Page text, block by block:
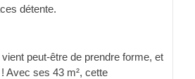
détente.
peut-être de prendre forme, et
Avec ses 43 m², cette